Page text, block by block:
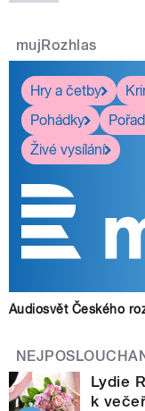
mujRozhlas
Hry a četby
Pohádky
Živé vysílání
Audiosvět Českého
Lydie
k